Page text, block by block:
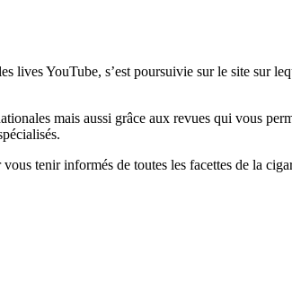
lives YouTube, s’est poursuivie sur le site sur
mais aussi grâce aux revues qui vous
tenir informés de toutes les facettes de la